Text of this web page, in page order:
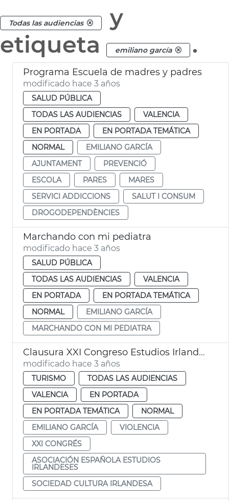
Todas las audiencias
y
etiqueta
emiliano garcía .
Programa Escuela de madres y padres
modificado hace 3 años
SALUD PÚBLICA
TODAS LAS AUDIENCIAS
VALENCIA
EN PORTADA
EN PORTADA TEMÁTICA
NORMAL
EMILIANO GARCÍA
AJUNTAMENT
PREVENCIÓ
ESCOLA
PARES
MARES
SERVICI ADDICCIONS
SALUT I CONSUM
DROGODEPENDÈNCIES
Marchando con mi pediatra
modificado hace 3 años
SALUD PÚBLICA
TODAS LAS AUDIENCIAS
VALENCIA
EN PORTADA
EN PORTADA TEMÁTICA
NORMAL
EMILIANO GARCÍA
MARCHANDO CON MI PEDIATRA
Clausura XXI Congreso Estudios Irlandeses
modificado hace 3 años
TURISMO
TODAS LAS AUDIENCIAS
VALENCIA
EN PORTADA
EN PORTADA TEMÁTICA
NORMAL
EMILIANO GARCÍA
VIOLENCIA
XXI CONGRÉS
ASOCIACIÓN ESPAÑOLA ESTUDIOS
IRLANDESES
SOCIEDAD CULTURA IRLANDESA